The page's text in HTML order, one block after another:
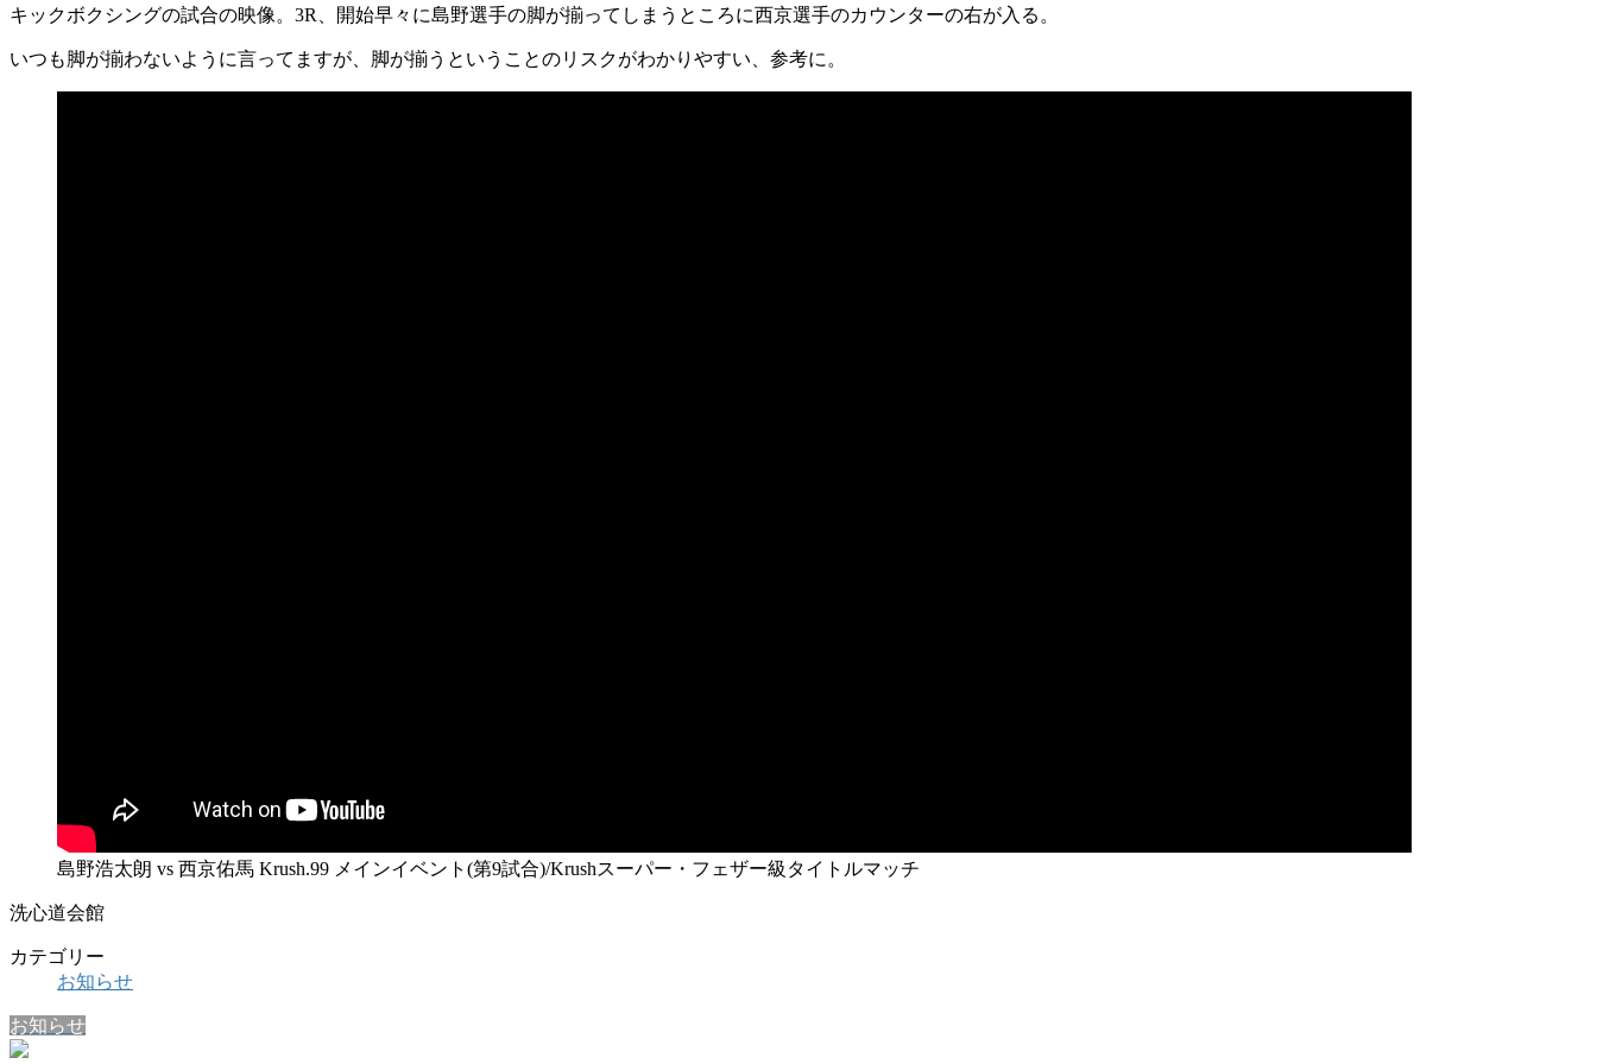
キックボクシングの試合の映像。3R、開始早々に島野選手の脚が揃ってしまうところに西京選手のカウンターの右が入る。
いつも脚が揃わないように言ってますが、脚が揃うということのリスクがわかりやすい、参考に。
島野浩太朗 vs 西京佑馬 Krush.99 メインイベント(第9試合)/Krushスーパー・フェザー級タイトルマッチ
洗心道会館
カテゴリー
お知らせ
お知らせ